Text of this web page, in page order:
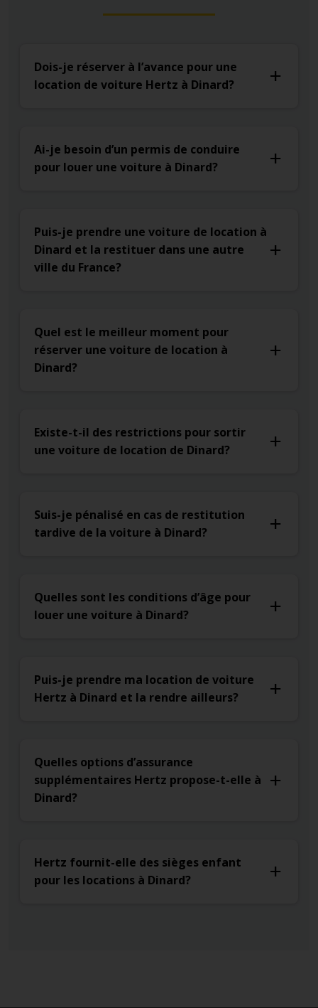
Dois-je réserver à l’avance pour une
location de voiture Hertz à Dinard?
Ai-je besoin d’un permis de conduire
pour louer une voiture à Dinard?
Puis-je prendre une voiture de location à
Dinard et la restituer dans une autre
ville du France?
Quel est le meilleur moment pour
réserver une voiture de location à
Dinard?
Existe-t-il des restrictions pour sortir
une voiture de location de Dinard?
Suis-je pénalisé en cas de restitution
tardive de la voiture à Dinard?
Quelles sont les conditions d’âge pour
louer une voiture à Dinard?
Puis-je prendre ma location de voiture
Hertz à Dinard et la rendre ailleurs?
Quelles options d’assurance
supplémentaires Hertz propose-t-elle à
Dinard?
Hertz fournit-elle des sièges enfant
pour les locations à Dinard?